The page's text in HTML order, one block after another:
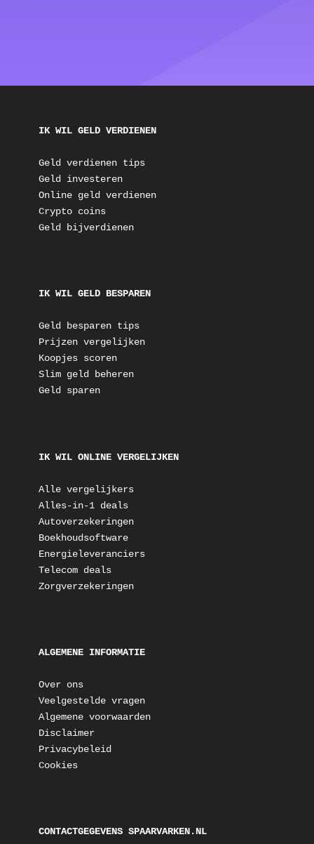
IK WIL GELD VERDIENEN
Geld verdienen tips
Geld investeren
Online geld verdienen
Crypto coins
Geld bijverdienen
IK WIL GELD BESPAREN
Geld besparen tips
Prijzen vergelijken
Koopjes scoren
Slim geld beheren
Geld sparen
IK WIL ONLINE VERGELIJKEN
Alle vergelijkers
Alles-in-1 deals
Autoverzekeringen
Boekhoudsoftware
Energieleveranciers
Telecom deals
Zorgverzekeringen
ALGEMENE INFORMATIE
Over ons
Veelgestelde vragen
Algemene voorwaarden
Disclaimer
Privacybeleid
Cookies
CONTACTGEGEVENS SPAARVARKEN.NL